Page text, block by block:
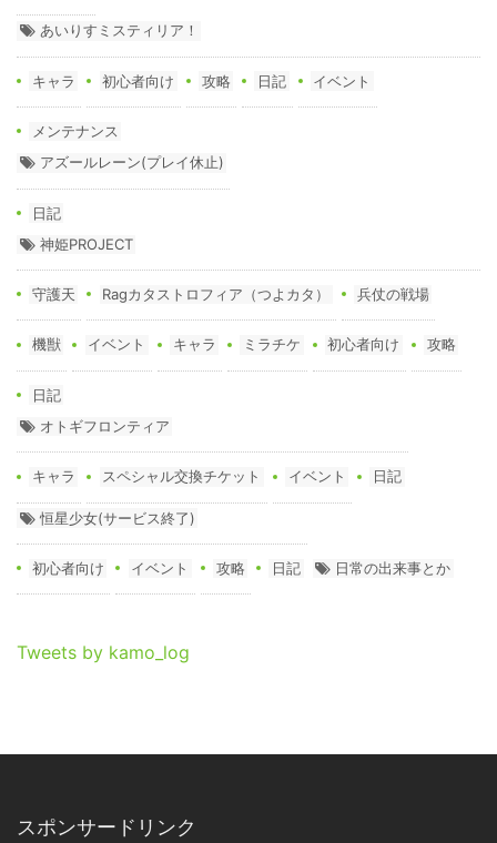
あいりすミスティリア！
キャラ 初心者向け 攻略 日記 イベント
メンテナンス
アズールレーン(プレイ休止)
日記
神姫PROJECT
守護天 Ragカタストロフィア（つよカタ） 兵仗の戦場
機獣 イベント キャラ ミラチケ 初心者向け 攻略
日記
オトギフロンティア
キャラ スペシャル交換チケット イベント 日記
恒星少女(サービス終了)
初心者向け イベント 攻略 日記 日常の出来事とか
Tweets by kamo_log
スポンサードリンク